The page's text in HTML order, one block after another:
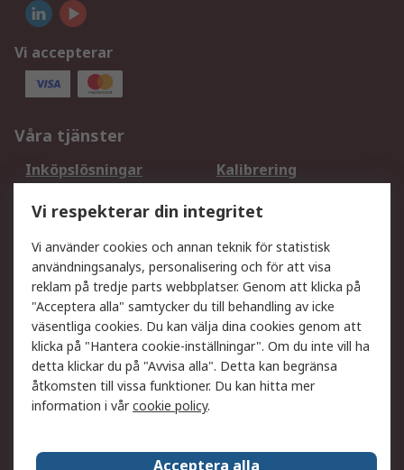
Vi accepterar
Våra tjänster
Inköpslösningar
Kalibrering
DesignSpark
Teknisk Support
Ditt lokala säljteam
Exportlösningar
Support
Få hjälp
Retur av varor
Leverans
Spåra din order
Begär en fakturakopi
Fördelar med RS-konto
Betalningsalternativ
Vi respekterar din integritet
Vi använder cookies och annan teknik för statistisk
användningsanalys, personalisering och för att visa
reklam på tredje parts webbplatser. Genom att klicka på
"Acceptera alla" samtycker du till behandling av icke
väsentliga cookies. Du kan välja dina cookies genom att
klicka på "Hantera cookie-inställningar". Om du inte vill ha
detta klickar du på "Avvisa alla". Detta kan begränsa
åtkomsten till vissa funktioner. Du kan hitta mer
information i vårcookie policy.
Acceptera alla